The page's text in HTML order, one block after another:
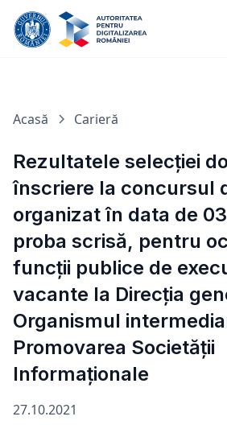
Acasă Carieră
Rezultatele selecției
înscriere la concursul
organizat în data de
proba scrisă, pentru
funcții publice de
vacante la Direcția
Organismul
Promovarea Societății
Informaționale
27.10.2021